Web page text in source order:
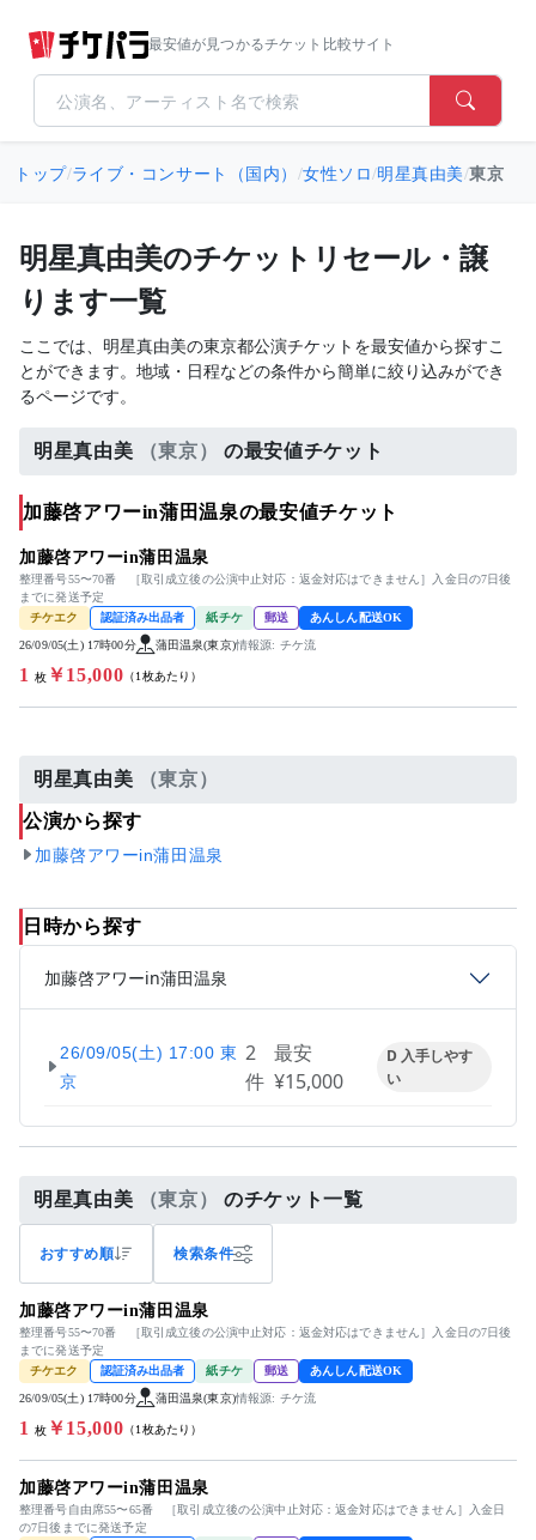
最安値が見つかるチケット比較サイト
トップ/ライブ・コンサート（国内） /女性ソロ/明星真由美/東京
明星真由美のチケットリセール・譲
ります一覧
ここでは、明星真由美の東京都公演チケットを最安値から探すこ
とができます。地域・日程などの条件から簡単に絞り込みができ
るページです。
明星真由美 （東京） の最安値チケット
加藤啓アワーin蒲田温泉の最安値チケット
加藤啓アワーin蒲田温泉
整理番号55〜70番 ［取引成立後の公演中止対応：返金対応はできません］入金日の7日後
までに発送予定
チケエク
認証済み出品者 紙チケ 郵送 あんしん配送OK
26/09/05(土) 17時00分 蒲田温泉(東京)情報源: チケ流
1 枚￥15,000 （1枚あたり）
明星真由美 （東京）
公演から探す
加藤啓アワーin蒲田温泉
日時から探す
加藤啓アワーin蒲田温泉
26/09/05(土) 17:00 東
京
2
件
最安
¥15,000
D 入手しやす
い
明星真由美 （東京） のチケット一覧
おすすめ順 検索条件
加藤啓アワーin蒲田温泉
整理番号55〜70番 ［取引成立後の公演中止対応：返金対応はできません］入金日の7日後
までに発送予定
チケエク
認証済み出品者 紙チケ 郵送 あんしん配送OK
26/09/05(土) 17時00分 蒲田温泉(東京)情報源: チケ流
1 枚￥15,000 （1枚あたり）
加藤啓アワーin蒲田温泉
整理番号自由席55〜65番 ［取引成立後の公演中止対応：返金対応はできません］入金日
の7日後までに発送予定